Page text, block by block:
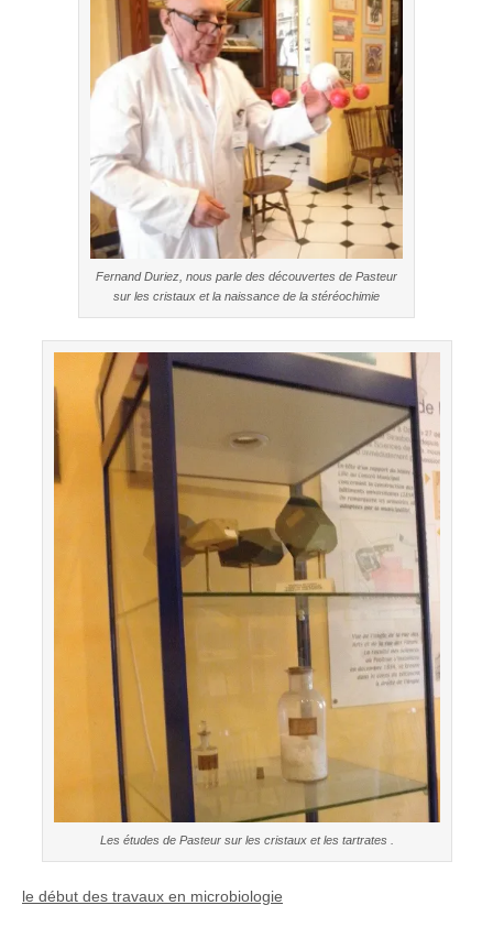
Fernand Duriez, nous parle des découvertes de Pasteur
sur les cristaux et la naissance de la stéréochimie
Les études de Pasteur sur les cristaux et les tartrates .
le début des travaux en microbiologie